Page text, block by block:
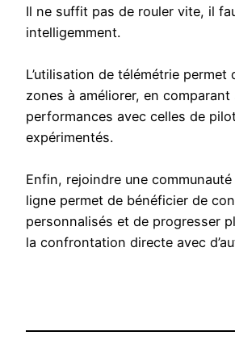
Il ne suffit pas de rouler vite, il
intelligemment.
L’utilisation de télémétrie permet
zones à améliorer, en comparant
performances avec celles de
expérimentés.
Enfin, rejoindre une
ligne permet de bénéficier de
personnalisés et de progresser
la confrontation directe avec